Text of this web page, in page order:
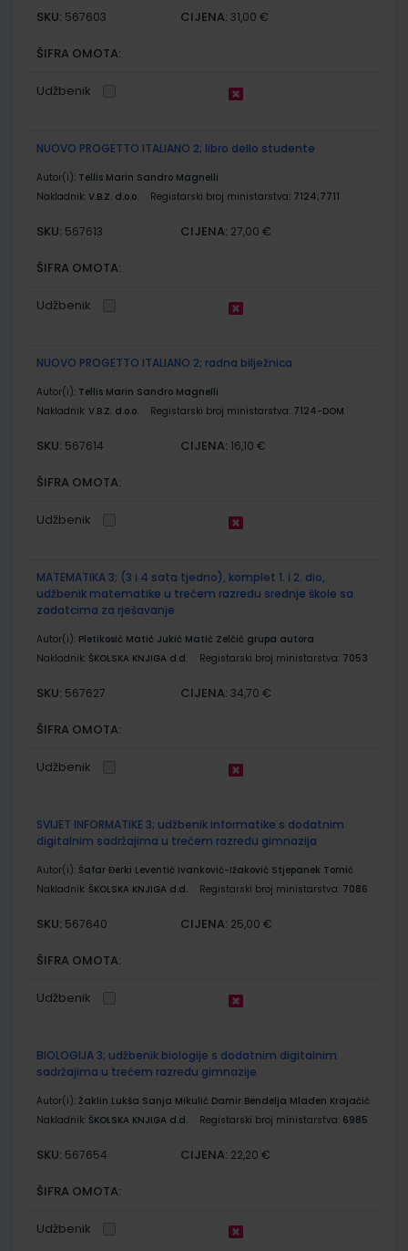
SKU: 567603 CIJENA: 31,00 €
ŠIFRA OMOTA:
Udžbenik
NUOVO PROGETTO ITALIANO 2; libro dello studente
Autor(i): Tellis Marin Sandro Magnelli
Nakladnik: V.B.Z. d.o.o. Registarski broj ministarstva: 7124;7711
SKU: 567613 CIJENA: 27,00 €
ŠIFRA OMOTA:
Udžbenik
NUOVO PROGETTO ITALIANO 2; radna bilježnica
Autor(i): Tellis Marin Sandro Magnelli
Nakladnik: V.B.Z. d.o.o. Registarski broj ministarstva: 7124-DOM
SKU: 567614 CIJENA: 16,10 €
ŠIFRA OMOTA:
Udžbenik
MATEMATIKA 3; (3 i 4 sata tjedno), komplet 1. i 2. dio,
udžbenik matematike u trećem razredu srednje škole sa
zadatcima za rješavanje
Autor(i): Pletikosić Matić Jukić Matić Zelčić grupa autora
Nakladnik: ŠKOLSKA KNJIGA d.d. Registarski broj ministarstva: 7053
SKU: 567627 CIJENA: 34,70 €
ŠIFRA OMOTA:
Udžbenik
SVIJET INFORMATIKE 3; udžbenik informatike s dodatnim
digitalnim sadržajima u trećem razredu gimnazija
Autor(i): Šafar Đerki Leventić Ivanković-Ižaković Stjepanek Tomić
Nakladnik: ŠKOLSKA KNJIGA d.d. Registarski broj ministarstva: 7086
SKU: 567640 CIJENA: 25,00 €
ŠIFRA OMOTA:
Udžbenik
BIOLOGIJA 3; udžbenik biologije s dodatnim digitalnim
sadržajima u trećem razredu gimnazije
Autor(i): Žaklin Lukša Sanja Mikulić Damir Bendelja Mladen Krajačić
Nakladnik: ŠKOLSKA KNJIGA d.d. Registarski broj ministarstva: 6985
SKU: 567654 CIJENA: 22,20 €
ŠIFRA OMOTA:
Udžbenik